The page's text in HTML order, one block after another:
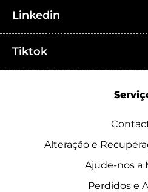
Linkedin
Tiktok
Alteração e
Ajude-nos a
Perdidos e